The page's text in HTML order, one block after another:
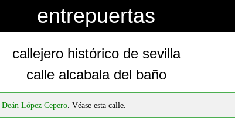
entrepuertas
callejero histórico de sevilla
calle alcabala del baño
Deán López Cepero. Véase esta calle.